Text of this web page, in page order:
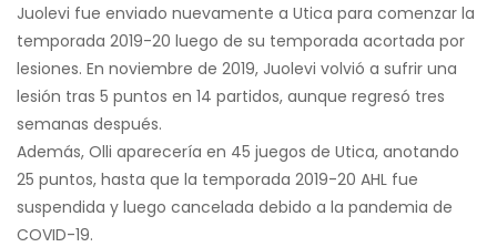
Juolevi fue enviado nuevamente a Utica para comenzar la
temporada 2019-20 luego de su temporada acortada por
lesiones. En noviembre de 2019, Juolevi volvió a sufrir una
lesión tras 5 puntos en 14 partidos, aunque regresó tres
semanas después.
Además, Olli aparecería en 45 juegos de Utica, anotando
25 puntos, hasta que la temporada 2019-20 AHL fue
suspendida y luego cancelada debido a la pandemia de
COVID-19.